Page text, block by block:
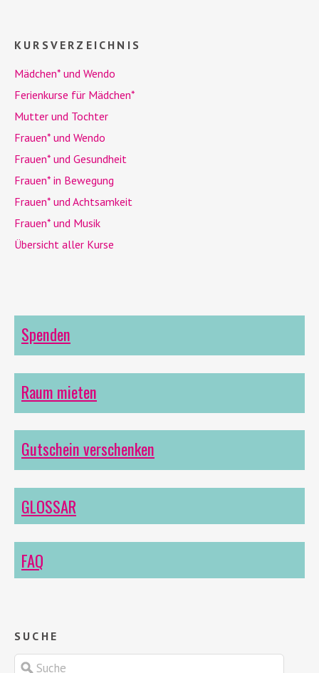
KURSVERZEICHNIS
Mädchen* und Wendo
Ferienkurse für Mädchen*
Mutter und Tochter
Frauen* und Wendo
Frauen* und Gesundheit
Frauen* in Bewegung
Frauen* und Achtsamkeit
Frauen* und Musik
Übersicht aller Kurse
Spenden
Raum mieten
Gutschein verschenken
GLOSSAR
FAQ
SUCHE